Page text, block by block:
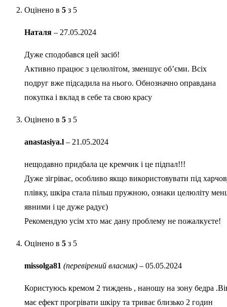
Оцінено в 5 з 5
Наталя – 27.05.2024
Дуже сподобався цей засіб!
Активно працює з целюлітом, зменшує об’єми. Всіх
подруг вже підсадила на нього. Обнозначно оправдана
покупка і вклад в себе та свою красу
Оцінено в 5 з 5
anastasiya.l – 21.05.2024
нещодавно придбала це кремчик і це підпал!!!
Дуже зігріває, особливо якщо використовувати під
плівку, шкіра стала пільш пружною, ознаки целюліту
явними і це дуже радує)
Рекомендую усім хто має дану проблему не пожалкуєте!
Оцінено в 5 з 5
missolga81 (перевірений власник) – 05.05.2024
Користуюсь кремом 2 тиждень , наношу на зону бедра
має ефект прогрівати шкіру та триває близько 2 годин